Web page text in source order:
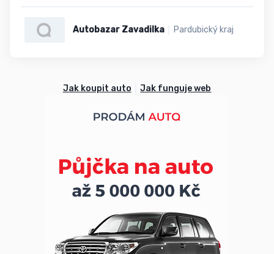
Autobazar Zavadilka Pardubický kraj
Jak koupit auto Jak funguje web